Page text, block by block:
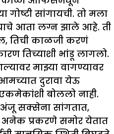
गोष्टी सांगायची. तो मला
आता लग्न झाले आहे. ती
तिची काळजी करणं
तिच्याशी भांडू लागलो.
माझ्या वागण्यावर
दुरावा येऊ
बोललो नाही.
अंजू सक्सेना सांगतात,
प्रकरणे समोर येतात